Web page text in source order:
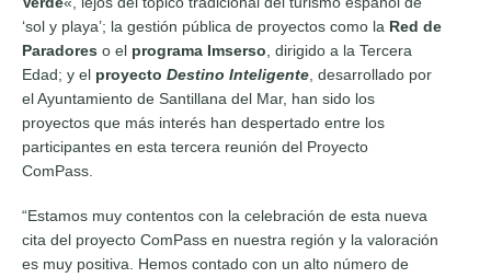
‘sol y playa’; la gestión pública de proyectos como la Red de
Paradores o el programa Imserso, dirigido a la Tercera
Edad; y el proyecto Destino Inteligente, desarrollado por
el Ayuntamiento de Santillana del Mar, han sido los
proyectos que más interés han despertado entre los
participantes en esta tercera reunión del Proyecto
ComPass.
“Estamos muy contentos con la celebración de esta nueva
cita del proyecto ComPass en nuestra región y la valoración
es muy positiva. Hemos contado con un alto número de